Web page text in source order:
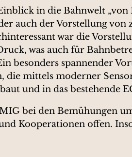
in die Bahnwelt
auch der Vorstellung
war die
was auch für
besonders spannender
die mittels moderner
und in das bestehende
bei den Bemühungen
Kooperationen offen.